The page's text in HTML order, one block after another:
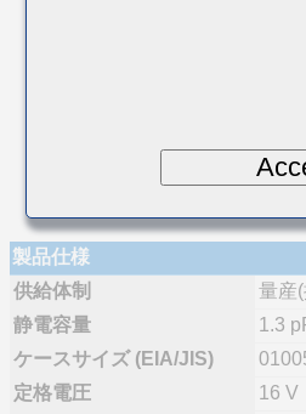
製品仕様
供給体制
量産
静電容量
1.3
ケースサイズ (EIA/JIS)
定格電圧
16 V